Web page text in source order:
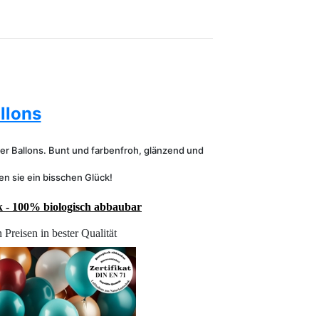
Ballons. Bunt und farbenfroh, glänzend und
sie ein bisschen Glück!
100% biologisch abbaubar
in bester Qualität